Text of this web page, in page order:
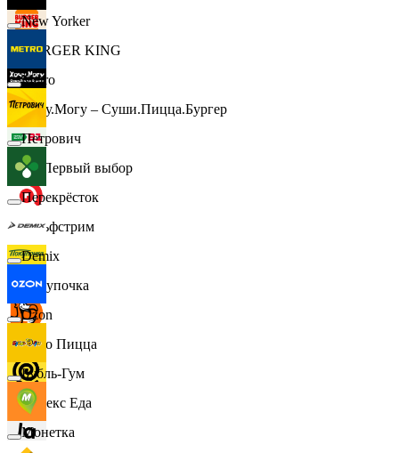
BURGER KING
Хочу.Могу – Суши.Пицца.Бургер
B1 Первый выбор
Гольфстрим
Покупочка
Додо Пицца
Яндекс Еда
New Yorker
Metro
Петрович
Перекрёсток
Demix
Ozon
Бубль-Гум
Монетка